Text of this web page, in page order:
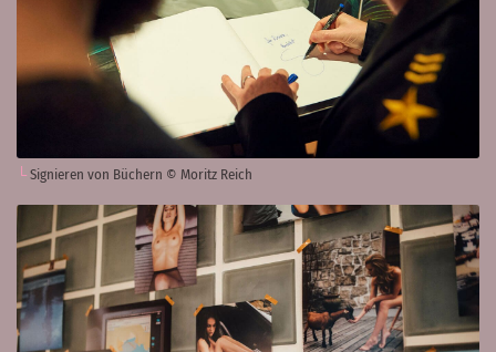
Signieren von Büchern © Moritz Reich